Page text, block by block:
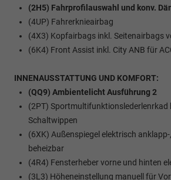
(2H5) Fahrprofilauswahl und konv.
(4UP) Fahrerknieairbag
(4X3) Kopfairbags inkl. Seitenairbags
(6K4) Front Assist inkl. City ANB für
INNENAUSSTATTUNG UND KOMFORT:
(QQ9) Ambientelicht Ausführung 2
(2PT) Sportmultifunktionslederlenrkad
Schaltwippen
(6XK) Außenspiegel elektrisch anklapp-
beheizbar
(4R4) Fensterheber vorne und hinten
(3L3) Höheneinstellung manuell für